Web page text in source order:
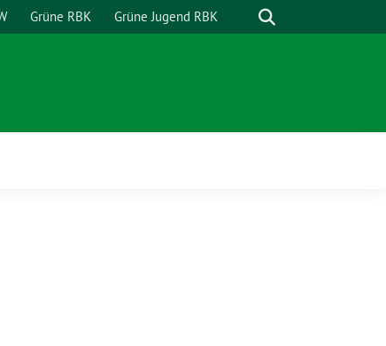
Grüne RBK Grüne Jugend RBK Suche